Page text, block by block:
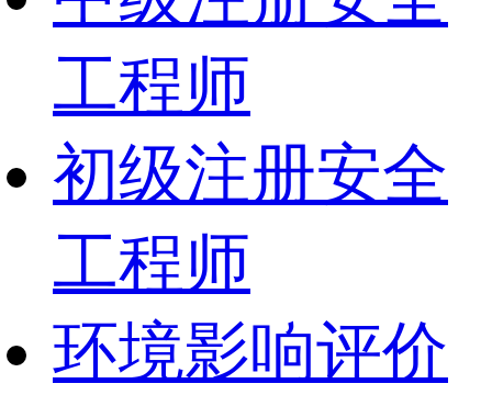
工程师
初级注册安全
工程师
环境影响评价